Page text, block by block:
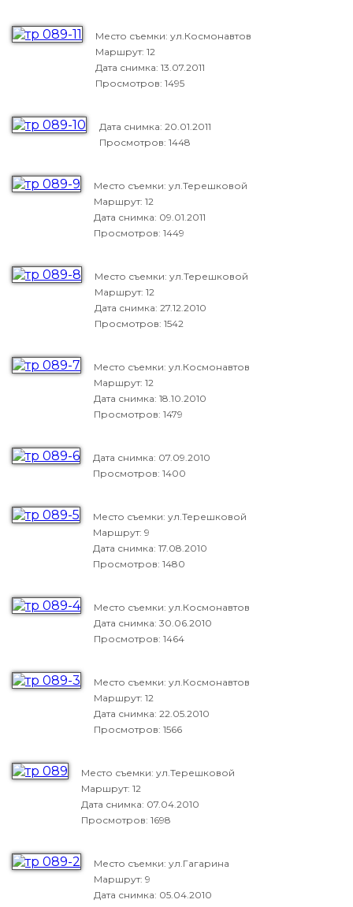
Место съемки: ул.Космонавтов
Маршрут: 12
Дата снимка: 13.07.2011
Просмотров: 1495
Дата снимка: 20.01.2011
Просмотров: 1448
Место съемки: ул.Терешковой
Маршрут: 12
Дата снимка: 09.01.2011
Просмотров: 1449
Место съемки: ул.Терешковой
Маршрут: 12
Дата снимка: 27.12.2010
Просмотров: 1542
Место съемки: ул.Космонавтов
Маршрут: 12
Дата снимка: 18.10.2010
Просмотров: 1479
Дата снимка: 07.09.2010
Просмотров: 1400
Место съемки: ул.Терешковой
Маршрут: 9
Дата снимка: 17.08.2010
Просмотров: 1480
Место съемки: ул.Космонавтов
Дата снимка: 30.06.2010
Просмотров: 1464
Место съемки: ул.Космонавтов
Маршрут: 12
Дата снимка: 22.05.2010
Просмотров: 1566
Место съемки: ул.Терешковой
Маршрут: 12
Дата снимка: 07.04.2010
Просмотров: 1698
Место съемки: ул.Гагарина
Маршрут: 9
Дата снимка: 05.04.2010